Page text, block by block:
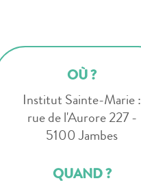
OÙ ?
Institut Sainte-Marie :
rue de l'Aurore 227 -
5100 Jambes
QUAND ?